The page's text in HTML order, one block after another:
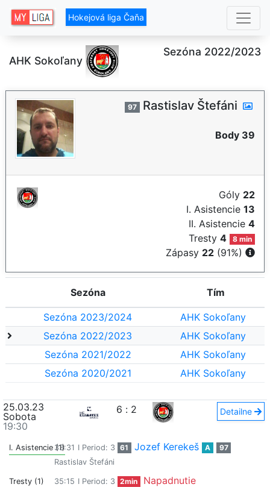
Hokejová liga Čaňa
AHK Sokoľany
Sezóna 2022/2023
97 Rastislav Štefáni
Body 39
Góly 22
I. Asistencie 13
II. Asistencie 4
Tresty4 8 min
Zápasy 22 (91%)
Sezóna Tím
Sezóna 2023/2024
AHK Sokoľany
Sezóna 2022/2023
AHK Sokoľany
Sezóna 2021/2022
AHK Sokoľany
Sezóna 2020/2021
AHK Sokoľany
25.03.23
Sobota
19:30
6 : 2 Detailne
I. Asistencie (1)33:31 I Period: 3 61 Jozef Kerekeš A
97
Rastislav Štefáni
Tresty (1) 35:15 I Period: 3 2min
Napadnutie